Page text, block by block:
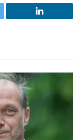
LinkedIn